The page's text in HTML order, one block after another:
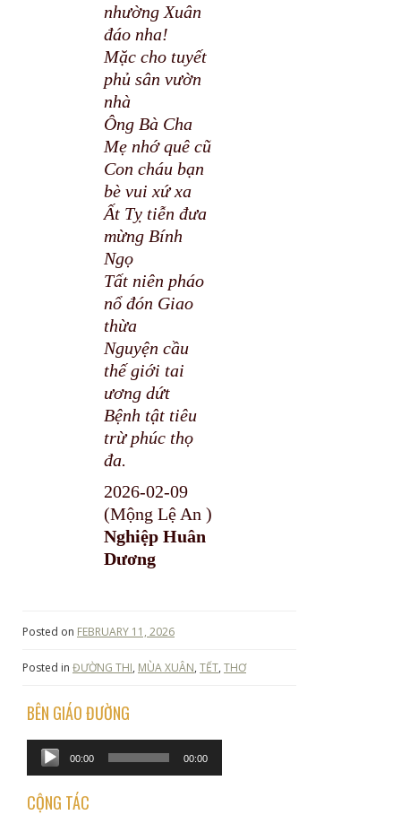
nhường Xuân
đáo nha!
Mặc cho tuyết
phủ sân vườn
nhà
Ông Bà Cha
Mẹ nhớ quê cũ
Con cháu bạn
bè vui xứ xa
Ất Tỵ tiễn đưa
mừng Bính
Ngọ
Tất niên pháo
nổ đón Giao
thừa
Nguyện cầu
thế giới tai
ương dứt
Bệnh tật tiêu
trừ phúc thọ
đa.
2026-02-09
(Mộng Lệ An )
Nghiệp Huân
Dương
Posted on FEBRUARY 11, 2026
Posted in ĐƯỜNG THI, MÙA XUÂN, TẾT, THƠ
BÊN GIÁO ĐƯỜNG
Audio
Player
00:00 00:00
CỘNG TÁC